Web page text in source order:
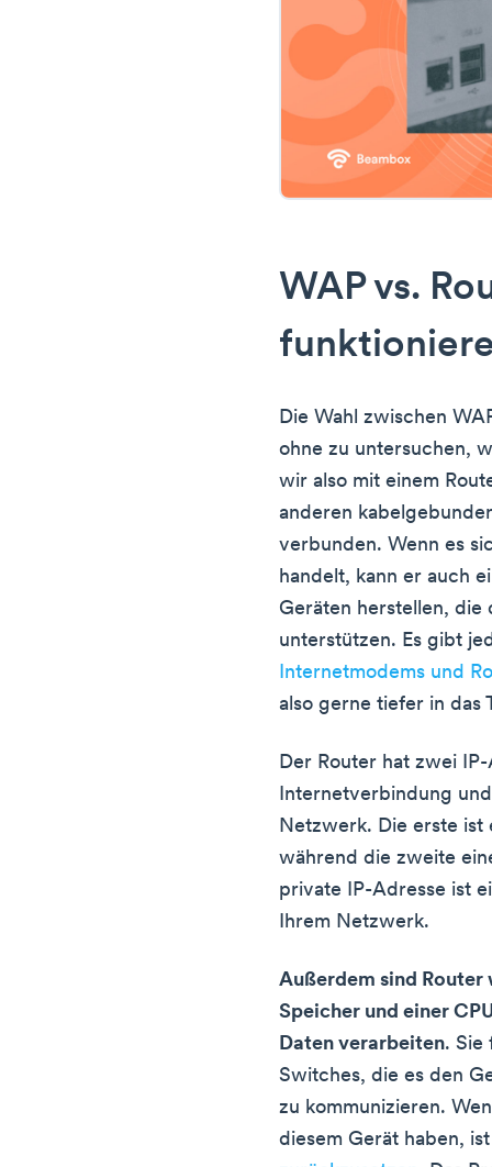
WAP vs.
Die Wahl zwischen
ohne zu untersuchen,
wir also mit einem
anderen
verbunden. Wenn es
handelt, kann er auch
Geräten herstellen, die
unterstützen. Es gibt
Internetmodems und
also gerne tiefer in das
Der Router hat zwei
Internetverbindung
Netzwerk. Die erste ist
während die zweite
private IP-Adresse ist
Ihrem Netzwerk.
Außerdem sind
Speicher und einer
Daten verarbeiten. Sie
Switches, die es den
zu kommunizieren.
diesem Gerät haben,